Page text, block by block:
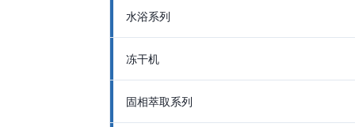
水浴系列
冻干机
固相萃取系列